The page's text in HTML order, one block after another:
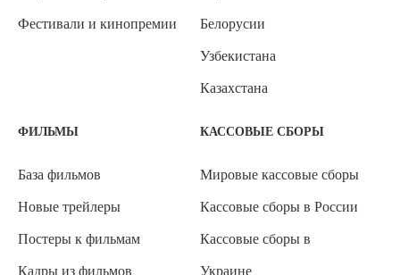
Фестивали и кинопремии Белорусии
Узбекистана
Казахстана
ФИЛЬМЫ
База фильмов
Новые трейлеры
Постеры к фильмам
Кадры из фильмов
КАССОВЫЕ СБОРЫ
Мировые кассовые сборы
Кассовые сборы в России
Кассовые сборы в
Украине